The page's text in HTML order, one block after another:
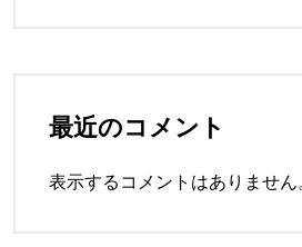
最近のコメント
表示するコメントはありません。